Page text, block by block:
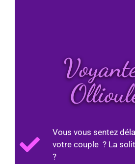
Vous vous sentez
votre couple ? La
?